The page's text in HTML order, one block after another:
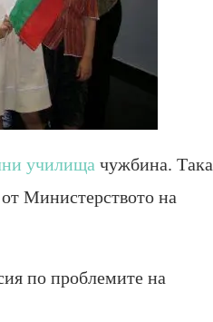
училища чужбина. Така
Министерството на
по проблемите на